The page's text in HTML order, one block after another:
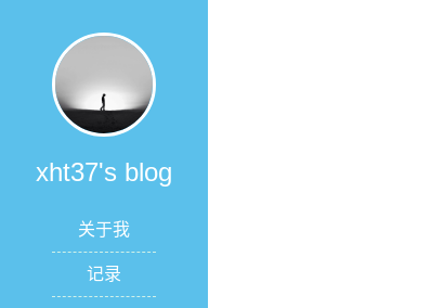
xht37's blog
关于我
记录